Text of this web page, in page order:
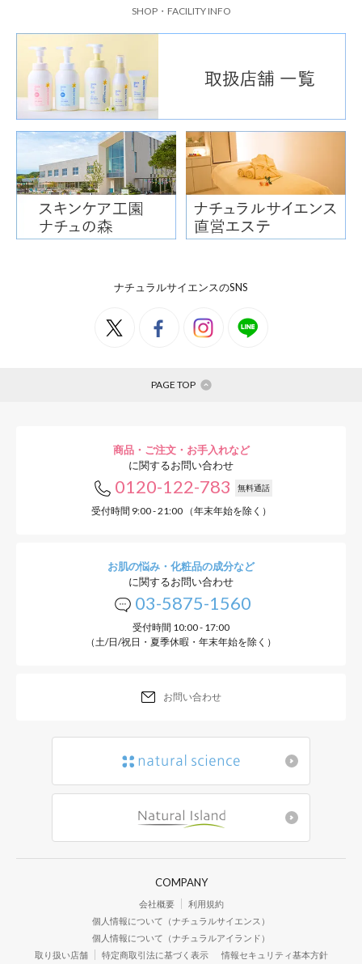
SHOP・FACILITY INFO
ナチュラルサイエンスのSNS
PAGE TOP
商品・ご注文・お手入れなど
に関するお問い合わせ
0120-122-783 無料通話
受付時間 9:00 - 21:00 （年末年始を除く）
お肌の悩み・化粧品の成分など
に関するお問い合わせ
03-5875-1560
受付時間 10:00 - 17:00
（土/日/祝日・夏季休暇・年末年始を除く）
お問い合わせ
COMPANY
会社概要
利用規約
個人情報について（ナチュラルサイエンス）
個人情報について（ナチュラルアイランド）
取り扱い店舗
特定商取引法に基づく表示 情報セキュリティ基本方針